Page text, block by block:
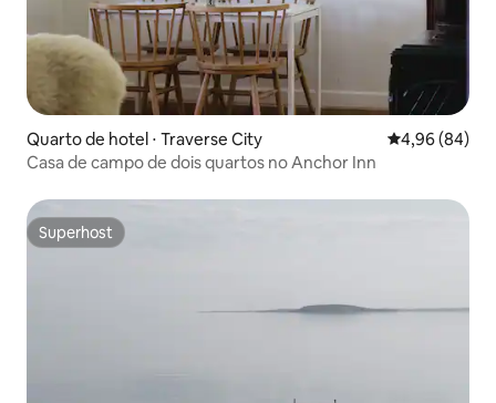
Quarto de hotel ⋅ Traverse City 4,96 de uma
4,96 (84)
Casa de campo de dois quartos no Anchor Inn
Superhost
Superhost